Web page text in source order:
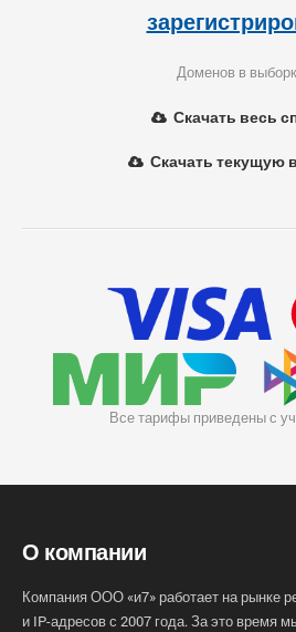
Доменов в
Скачать весь
Скачать текущую
Все тарифы приведены с
О компании
Компания ООО «и7» работает на рынке
и IP-адресов с 2007 года. За это время